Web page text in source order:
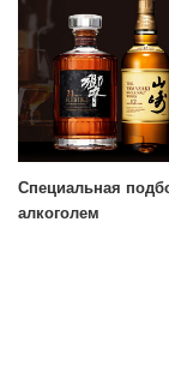
Специальная
алкоголем